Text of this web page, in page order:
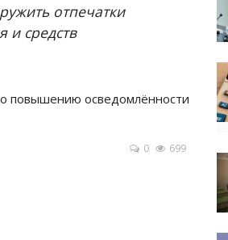
отпечатки
и средств
повышению осведомлённости
0 699